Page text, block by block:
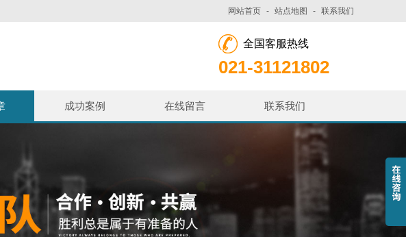
网站首页 - 站点地图 - 联系我们
全国客服热线
021-31121802
成功案例 在线留言 联系我们